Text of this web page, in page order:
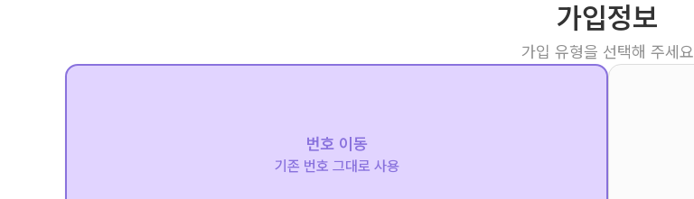
가입정보
가입 유형을 선택해 주세요
번호 이동
기존 번호 그대로 사용